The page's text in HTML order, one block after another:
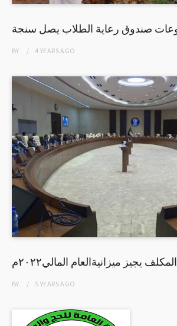
صندوق رعاية الطلاب يصل سنجة
BY 4 YEARSAGO
يجيز ميزانيةالعام المالي٢٠٢٢م
BY 5 YEARSAGO